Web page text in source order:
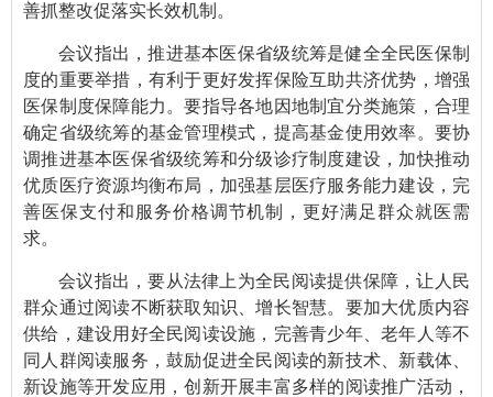
善抓整改促落实长效机制。
会议指出，推进基本医保省级统筹是健全全民医保制
度的重要举措，有利于更好发挥保险互助共济优势，增强
医保制度保障能力。要指导各地因地制宜分类施策，合理
确定省级统筹的基金管理模式，提高基金使用效率。要协
调推进基本医保省级统筹和分级诊疗制度建设，加快推动
优质医疗资源均衡布局，加强基层医疗服务能力建设，完
善医保支付和服务价格调节机制，更好满足群众就医需
求。
会议指出，要从法律上为全民阅读提供保障，让人民
群众通过阅读不断获取知识、增长智慧。要加大优质内容
供给，建设用好全民阅读设施，完善青少年、老年人等不
同人群阅读服务，鼓励促进全民阅读的新技术、新载体、
新设施等开发应用，创新开展丰富多样的阅读推广活动，